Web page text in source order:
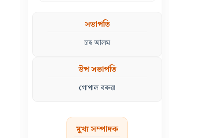
সভাপতি
চাহ আলম
উপ সভাপতি
গোপাল বৰুৱা
মুখ্য সম্পাদক